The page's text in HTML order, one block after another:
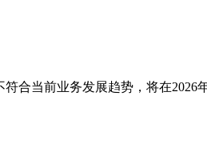
合当前业务发展趋势，将在